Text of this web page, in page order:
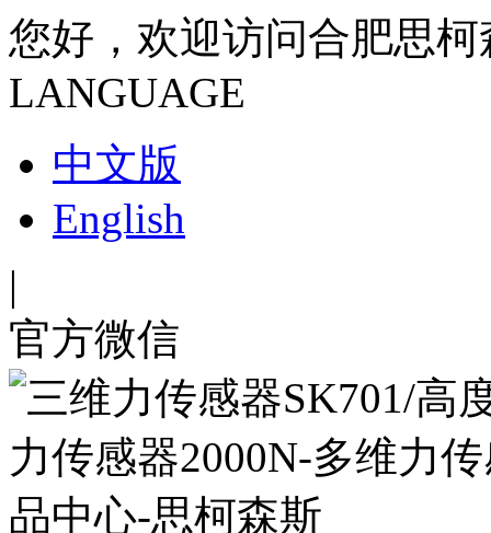
您好，欢迎访问合肥思
LANGUAGE
中文版
English
|
官方微信